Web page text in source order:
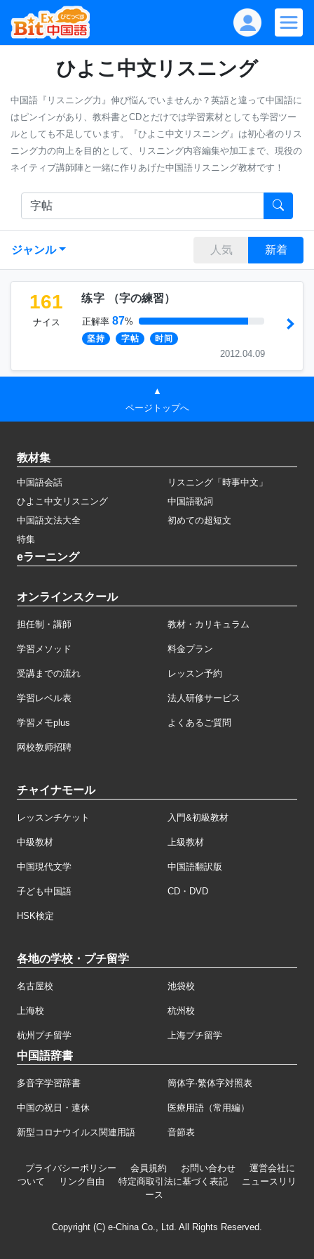
ひよこ中文リスニング
中国語『リスニング力』伸び悩んでいませんか？英語と違って中国語に
はピンインがあり、教科書とCDとだけでは学習素材としても学習ツー
ルとしても不足しています。『ひよこ中文リスニング』は初心者のリス
ニング力の向上を目的として、リスニング内容編集や加工まで、現役の
ネイティブ講師陣と一緒に作りあげた中国語リスニング教材です！
ジャンル 人気 新着
161
ナイス
练字 （字の練習）
正解率 87%
坚持 字帖 时间
2012.04.09
▲
ページトップへ
教材集
中国語会話
リスニング「時事中文」
ひよこ中文リスニング
中国語歌詞
中国語文法大全
初めての超短文
特集
eラーニング
オンラインスクール
担任制・講師 教材・カリキュラム
学習メソッド 料金プラン
受講までの流れ レッスン予約
学習レベル表 法人研修サービス
学習メモplus よくあるご質問
网校教师招聘
チャイナモール
レッスンチケット 入門&初級教材
中級教材 上級教材
中国現代文学 中国語翻訳版
子ども中国語 CD・DVD
HSK検定
各地の学校・プチ留学
名古屋校 池袋校
上海校 杭州校
杭州プチ留学 上海プチ留学
中国語辞書
多音字学習辞書 簡体字·繁体字対照表
中国の祝日・連休 医療用語（常用編）
新型コロナウイルス関連用語 音節表
プライバシーポリシー 会員規約 お問い合わせ
運営会社に
ついて
リンク自由 特定商取引法に基づく表記
ニュースリリ
ース
Copyright (C) e-China Co., Ltd. All Rights Reserved.